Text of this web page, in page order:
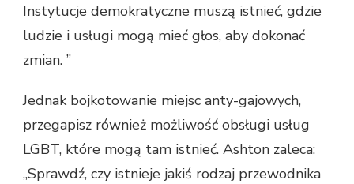
Instytucje demokratyczne muszą istnieć, gdzie
ludzie i usługi mogą mieć głos, aby dokonać
zmian. ”
Jednak bojkotowanie miejsc anty-gajowych,
przegapisz również możliwość obsługi usług
LGBT, które mogą tam istnieć. Ashton zaleca:
„Sprawdź, czy istnieje jakiś rodzaj przewodnika